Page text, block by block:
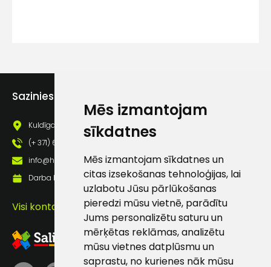
Mēs izmantojam
sīkdatnes
Mēs izmantojam sīkdatnes un
citas izsekošanas tehnoloģijas, lai
uzlabotu Jūsu pārlūkošanas
pieredzi mūsu vietnē, parādītu
Jums personalizētu saturu un
mērķētas reklāmas, analizētu
mūsu vietnes datplūsmu un
saprastu, no kurienes nāk mūsu
Sazinies ar mums
Kuldīgas iela 69a, Saldus, Saldus nov., LV - 3801
(+ 371) 63 881 186
info@hards.lv
Darba laiks: Darbadienās: 8:00 - 17:00
Visi kontakti
Sūtīt ziņojumu
Klientu
atbalsts
Darbdienās:
8:00 – 17:00
(+371) 63 881
186